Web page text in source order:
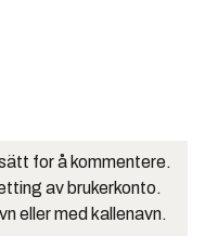
for å kommentere.
av brukerkonto.
eller med kallenavn.